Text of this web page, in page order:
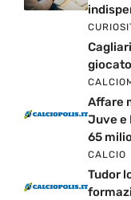
Affare
Juve e
65
CALCIO
Tudor